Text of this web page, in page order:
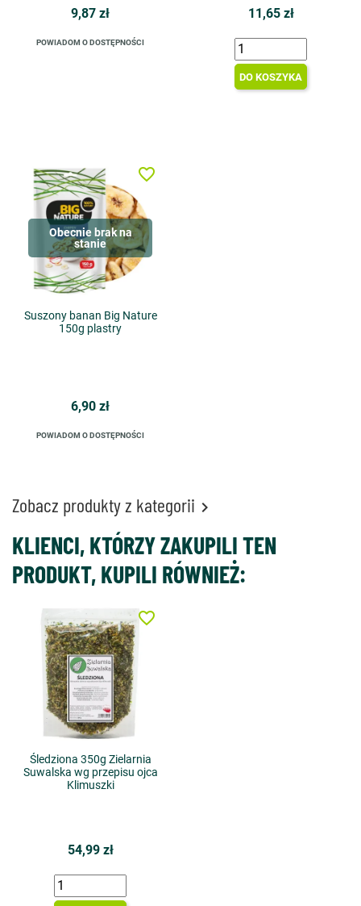
9,87 zł
POWIADOM O DOSTĘPNOŚCI
11,65 zł
DO KOSZYKA
Obecnie brak na
stanie
Suszony banan Big Nature
150g plastry
6,90 zł
POWIADOM O DOSTĘPNOŚCI
favorite_border
Zobacz produkty z kategorii 
KLIENCI, KTÓRZY ZAKUPILI TEN
PRODUKT, KUPILI RÓWNIEŻ:
Śledziona 350g Zielarnia
Suwalska wg przepisu ojca
Klimuszki
54,99 zł
favorite_border